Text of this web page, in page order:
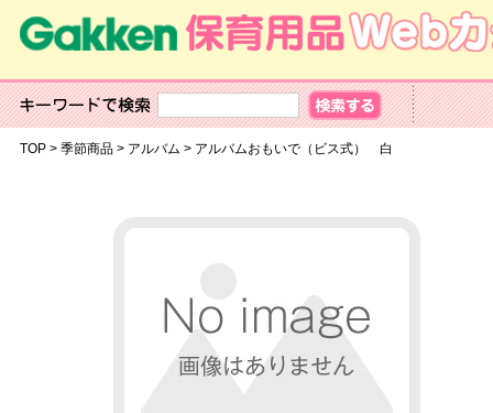
TOP> 季節商品> アルバム > アルバムおもいで（ビス式） 白